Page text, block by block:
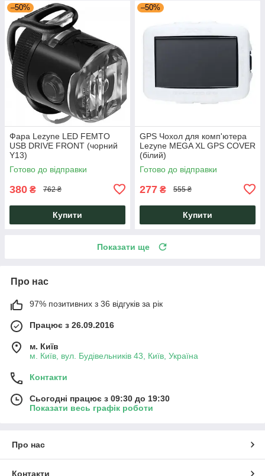
–50%
Фара Lezyne LED FEMTO
USB DRIVE FRONT (чорний
Y13)
Готово до відправки
380 ₴ 762 ₴
Купити
–50%
GPS Чохол для комп'ютера
Lezyne MEGA XL GPS COVER
(білий)
Готово до відправки
277 ₴ 555 ₴
Купити
Показати ще
Про нас
97% позитивних з 36 відгуків за рік
Працює з 26.09.2016
м. Київ
м. Київ, вул. Будівельників 43, Київ, Україна
Контакти
Сьогодні працює з 09:30 до 19:30
Показати весь графік роботи
Про нас
Контакти